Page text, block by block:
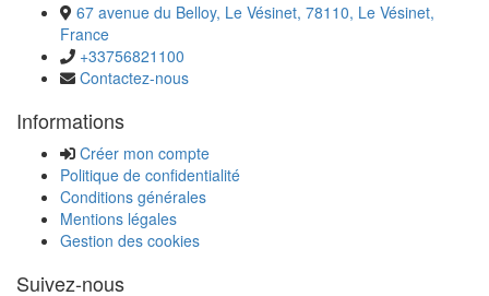
67 avenue du Belloy, Le Vésinet, 78110, Le Vésinet,
France
+33756821100
Contactez-nous
Informations
Créer mon compte
Politique de confidentialité
Conditions générales
Mentions légales
Gestion des cookies
Suivez-nous